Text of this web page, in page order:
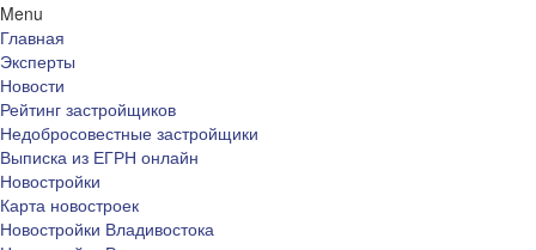
Menu
Главная
Эксперты
Новости
Рейтинг застройщиков
Недобросовестные застройщики
Выписка из ЕГРН онлайн
Новостройки
Карта новостроек
Новостройки Владивостока